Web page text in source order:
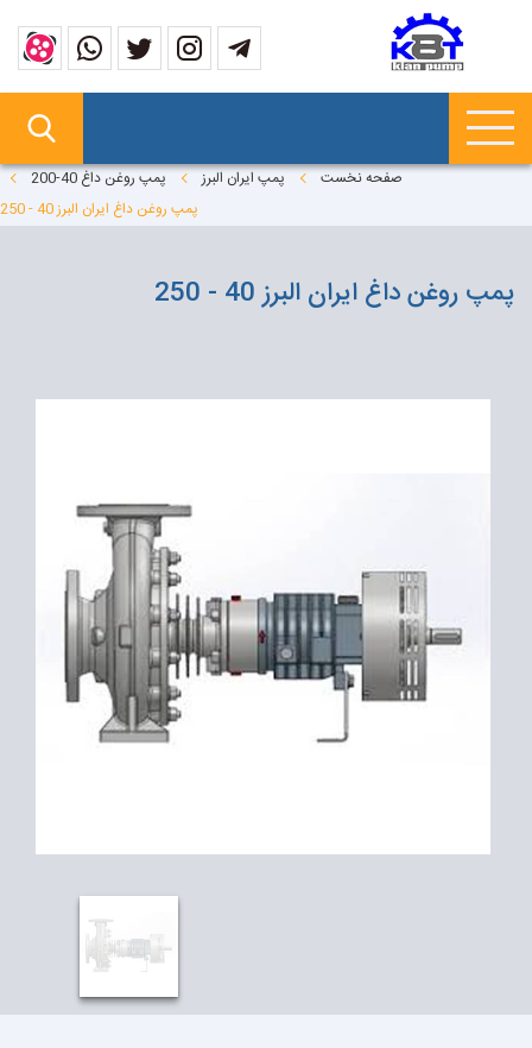
صفحه نخست پمپ ایران البرز
پمپ روغن داغ 40-200
پمپ روغن داغ ایران البرز 40 - 250
پمپ روغن داغ ایران البرز 40 - 250